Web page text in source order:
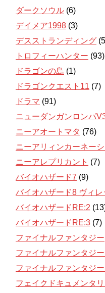
ダークソウル (6)
デイメア1998 (3)
デスストランディング
トロフィーハンター (93)
ドラゴンの島 (1)
ドラゴンクエスト11 (7)
ドラマ (91)
ニューダンガンロンパ
ニーアオートマタ (76)
ニーアリィンカーネー
ニーアレプリカント (7)
バイオハザード7 (9)
バイオハザード8 ヴィレ
バイオハザードRE:2
バイオハザードRE:3 (7)
ファイナルファンタジー
ファイナルファンタジ
ファイナルファンタジ
フェイクドキュメンタ